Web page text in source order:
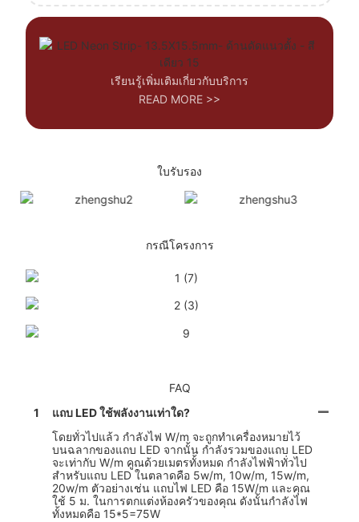
เรียนรู้เพิ่มเติมเกี่ยวกับบริการ
READ MORE >>
ใบรับรอง
กรณีโครงการ
FAQ
1
แถบ LED ใช้พลังงานเท่าใด?
โดยทั่วไปแล้ว กำลังไฟ W/m จะถูกทำเครื่องหมายไว้
บนฉลากของแถบ LED จากนั้น กำลังรวมของแถบ LED
จะเท่ากับ W/m คูณด้วยเมตรทั้งหมด กำลังไฟฟ้าทั่วไป
สำหรับแถบ LED ในตลาดคือ 5w/m, 10w/m, 15w/m,
20w/m ตัวอย่างเช่น แถบไฟ LED คือ 15W/m และคุณ
ใช้ 5 ม. ในการตกแต่งห้องครัวของคุณ ดังนั้นกำลังไฟ
ทั้งหมดคือ 15*5=75W